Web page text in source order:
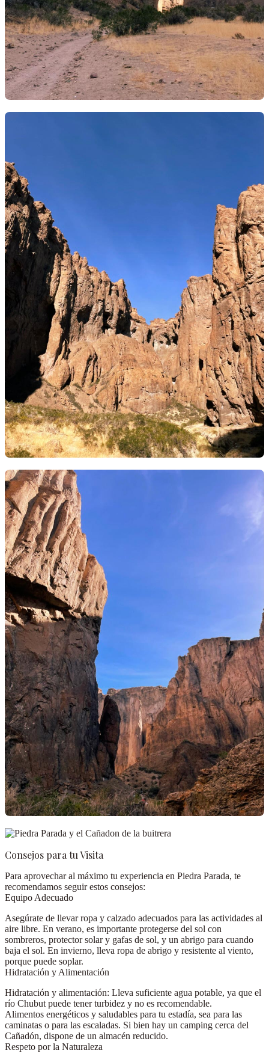
Consejos para tu Visita
Para aprovechar al máximo tu experiencia en Piedra Parada, te
recomendamos seguir estos consejos:
Equipo Adecuado
Asegúrate de llevar ropa y calzado adecuados para las actividades al
aire libre. En verano, es importante protegerse del sol con
sombreros, protector solar y gafas de sol, y un abrigo para cuando
baja el sol. En invierno, lleva ropa de abrigo y resistente al viento,
porque puede soplar.
Hidratación y Alimentación
Hidratación y alimentación: Lleva suficiente agua potable, ya que el
río Chubut puede tener turbidez y no es recomendable.
Alimentos energéticos y saludables para tu estadía, sea para las
caminatas o para las escaladas. Si bien hay un camping cerca del
Cañadón, dispone de un almacén reducido.
Respeto por la Naturaleza